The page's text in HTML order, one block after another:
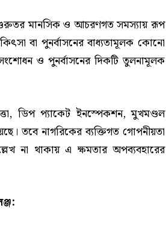
মানসিক ও আচরণগত সমস্যায় রূপ
বা পুনর্বাসনের বাধ্যতামূলক কোনো
ও পুনর্বাসনের দিকটি তুলনামূলক
ডিপ প্যাকেট ইনস্পেকশন, মুখমণ্ডল
তবে নাগরিকের ব্যক্তিগত গোপনীয়তা
না থাকায় এ ক্ষমতার অপব্যবহারের